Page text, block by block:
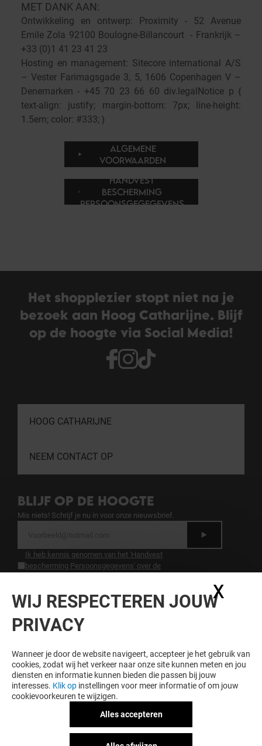
MET DANK AAN:
Ontwikkeling en ontwerp: Proximity - 52 Avenue
Emile Zola 92100 Boulogne-Billancourt - Frankrijk –
+33 (0)1 41 23 41 23
Hosting en management: Sitecore international A/S
– Vester Farimagsgade 3, 5, 1606 Copenhagen V –
Denemarken - +45 70 23 66 60 div.legalNotice p {
text-align: justify; margin-bottom: 7px; line-height:
1.5em; color: #333; }
ALGEMENE
VOORWAARDEN
HANDVEST
BESCHERMING
PERSOONSGEGEGEVENS
Het shopplezier stopt niet na je
bezoek aan Hoog Catharijne. Blijf
op de hoogte via Social Media!
HOOG CATHARIJNE
NEEM CONTACT OP
BLIJF OP DE HOOGTE
Mis niets! Schrijf je nu in voor onze nieuwsbrief.
Ik heb kennis genomen van het 'Handvest
bescherming Persoonsgegevens' over de
LOYALITEIT LOONT
Word lid van Hoog Catharijne Premium en krijg
exclusieve voordelen, aanbiedingen en services bij
Algemene voorwaarden
Juridische informatie
Handvest bescherming
WIJ RESPECTEREN JOUW
PRIVACY
Wanneer je door de website navigeert, accepteer je het gebruik van
cookies, zodat wij het verkeer naar onze site kunnen meten en jou
diensten en informatie kunnen bieden die passen bij jouw
interesses. Klik op instellingen voor meer informatie of om jouw
cookievoorkeuren te wijzigen.
Alles accepteren
X